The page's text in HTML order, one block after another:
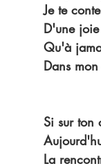
Je te
D'une
Qu'à
Dans
Si sur ton
La